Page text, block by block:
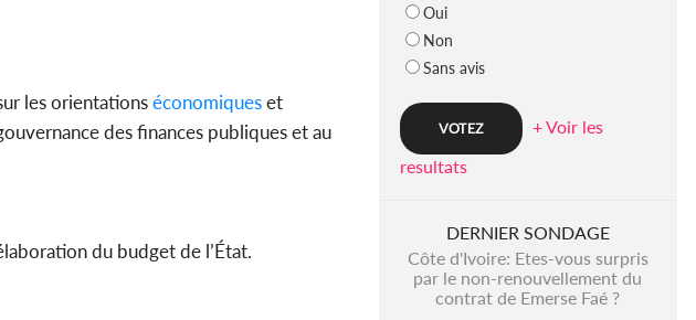
les orientationséconomiqueset
des finances publiques et au
du budget de l’État.
Oui
Non
Sans avis
+ Voir les
resultats
DERNIER SONDAGE
Côte d'Ivoire: Etes-vous surpris
par le non-renouvellement du
contrat de Emerse Faé ?